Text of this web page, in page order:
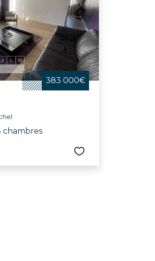
383 000€
chambres